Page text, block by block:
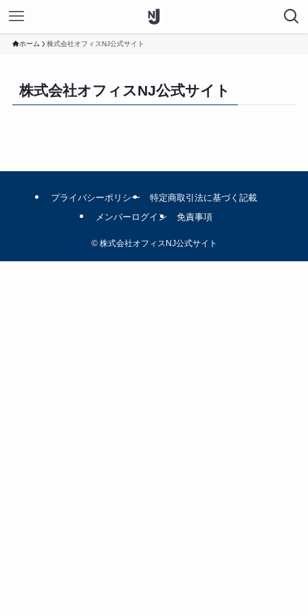
ホーム 株式会社オフィスNJ公式サイト
株式会社オフィスNJ公式サイト
プライバシーポリシー
特定商取引法に基づく記載
メンバーログイン
免責事項
©株式会社オフィスNJ公式サイト